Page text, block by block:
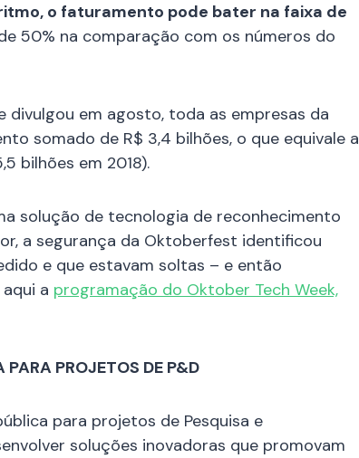
o faturamento pode bater na faixa de
50% na comparação com os números do
divulgou em agosto, toda as empresas da
somado de R$ 3,4 bilhões, o que equivale a
bilhões em 2018).
solução de tecnologia de reconhecimento
a segurança da Oktoberfest identificou
e que estavam soltas – e então
a programação do Oktober Tech Week,
PARA PROJETOS DE P&D
para projetos de Pesquisa e
soluções inovadoras que promovam